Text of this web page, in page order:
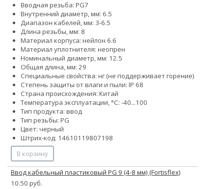
Вводная резьба: PG7
Внутренний диаметр, мм: 6.5
Диапазон кабелей, мм: 3-6.5
Длина резьбы, мм: 8
Материал корпуса: нейлон 6.6
Материал уплотнителя: неопрен
Номинальный диаметр, мм: 12.5
Общая длина, мм: 29
Специальные свойства: нг (не поддерживает горение)
Степень защиты от влаги и пыли: IP 68
Страна происхождения: Китай
Температура эксплуатации, °С: -40...100
Тип продукта: ввод
Тип резьбы: PG
Цвет: черный
Штрих-код: 14610119807198
В корзину
Ввод кабельный пластиковый PG 9 (4-8 мм) (Fortisflex)
10.50 руб.